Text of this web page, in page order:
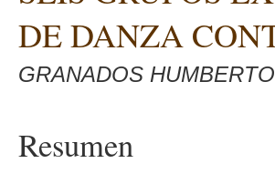
DE DANZA
GRANADOS HUMBERTO
Resumen